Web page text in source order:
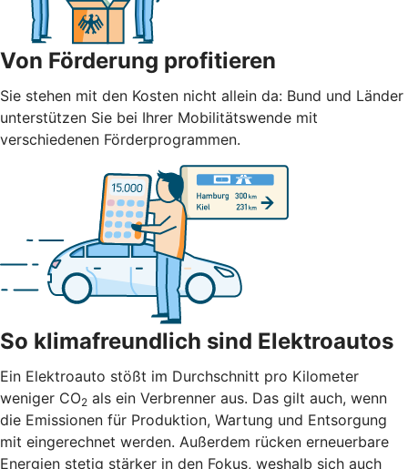
Von Förderung profitieren
Sie stehen mit den Kosten nicht allein da: Bund und Länder
unterstützen Sie bei Ihrer Mobilitätswende mit
verschiedenen Förderprogrammen.
So klimafreundlich sind Elektroautos
Ein Elektroauto stößt im Durchschnitt pro Kilometer
weniger CO2 als ein Verbrenner aus. Das gilt auch, wenn
die Emissionen für Produktion, Wartung und Entsorgung
mit eingerechnet werden. Außerdem rücken erneuerbare
Energien stetig stärker in den Fokus, weshalb sich auch